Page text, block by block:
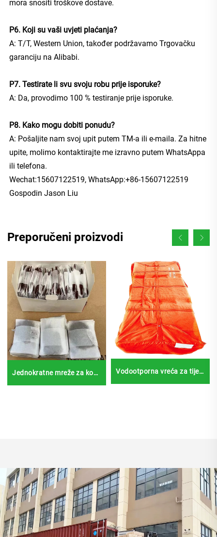
mora snositi troškove dostave.
P6. Koji su vaši uvjeti plaćanja?
A: T/T, Western Union, također podržavamo Trgovačku
garanciju na Alibabi.
P7. Testirate li svu svoju robu prije isporuke?
A: Da, provodimo 100 % testiranje prije isporuke.
P8. Kako mogu dobiti ponudu?
A: Pošaljite nam svoj upit putem TM-a ili e-maila. Za hitne
upite, molimo kontaktirajte me izravno putem WhatsAppa
ili telefona.
Wechat:15607122519, WhatsApp:+86-15607122519
Gospodin Jason Liu
Preporučeni proizvodi
Jednokratne mreže za kosu
Vodootporna vreća za tijelo